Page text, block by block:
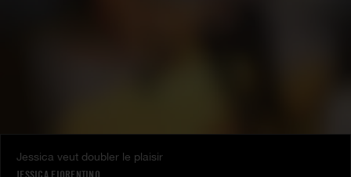
Jessica veut doubler le plaisir
JESSICA FIORENTINO